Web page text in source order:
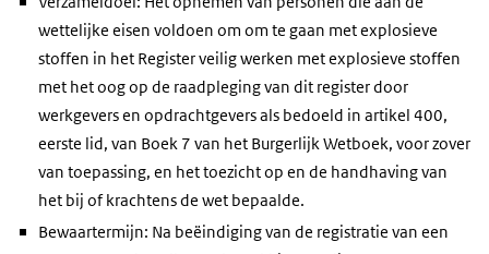
wettelijke eisen voldoen om om te gaan met explosieve
stoffen in het Register veilig werken met explosieve stoffen
met het oog op de raadpleging van dit register door
werkgevers en opdrachtgevers als bedoeld in artikel 400,
eerste lid, van Boek 7 van het Burgerlijk Wetboek, voor zover
van toepassing, en het toezicht op en de handhaving van
het bij of krachtens de wet bepaalde.
Bewaartermijn: Na beëindiging van de registratie van een